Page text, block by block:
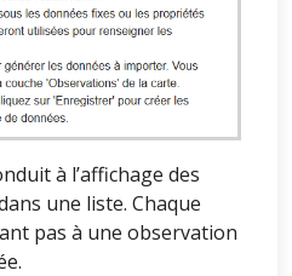
à l’affichage des
une liste. Chaque
pas à une observation